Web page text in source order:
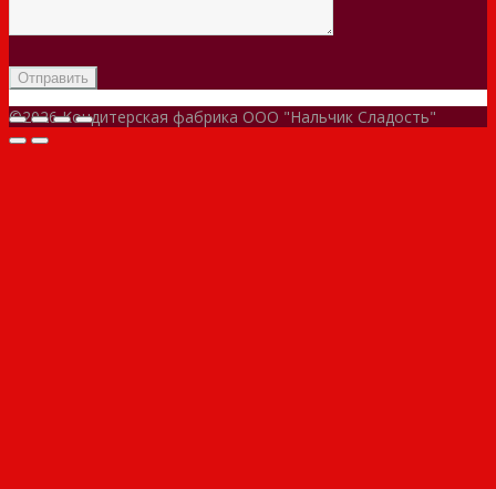
©2026 Кондитерская фабрика ООО "Нальчик Сладость"